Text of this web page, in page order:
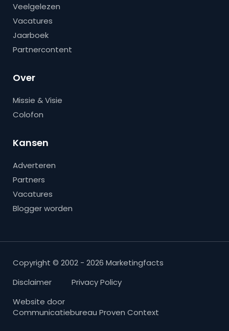
Veelgelezen
Vacatures
Jaarboek
Partnercontent
Over
Missie & Visie
Colofon
Kansen
Adverteren
Partners
Vacatures
Blogger worden
Copyright © 2002 - 2026 Marketingfacts
Disclaimer
Privacy Policy
Website door
Communicatiebureau Proven Context